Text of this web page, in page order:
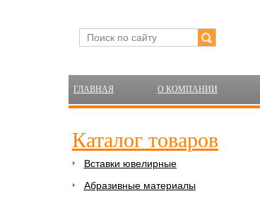
ГЛАВНАЯ О КОМПАНИИ
Каталог товаров
Вставки ювелирные
Абразивные материалы